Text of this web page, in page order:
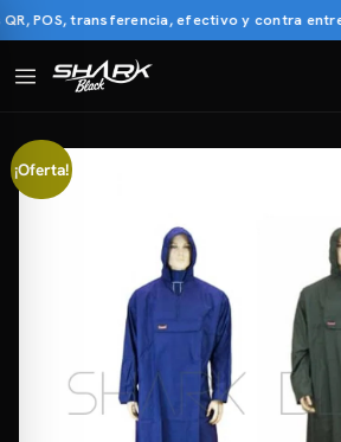
POS, transferencia, efectivo y contra
¡Oferta!